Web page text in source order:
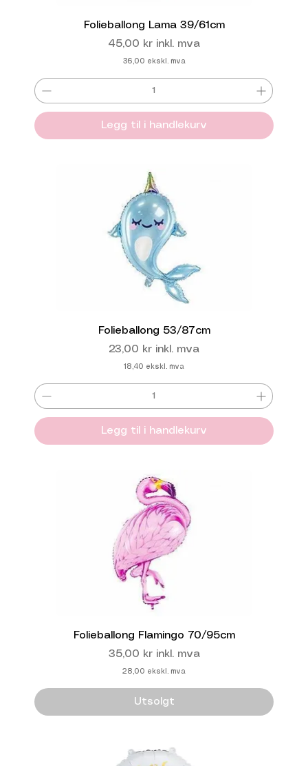
Folieballong Lama 39/61cm
Pris
45,00 kr inkl. mva
36,00 ekskl. mva
Legg til i handlekurv
Folieballong 53/87cm
Pris
23,00 kr inkl. mva
18,40 ekskl. mva
Legg til i handlekurv
Folieballong Flamingo 70/95cm
Pris
35,00 kr inkl. mva
28,00 ekskl. mva
Utsolgt